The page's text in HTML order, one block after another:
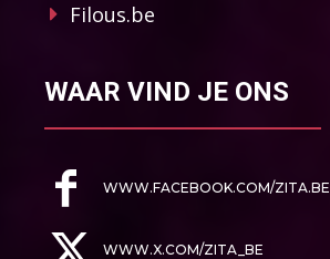
Filous.be
WAAR VIND JE ONS
WWW.FACEBOOK.COM/ZITA.BE
WWW.X.COM/ZITA_BE